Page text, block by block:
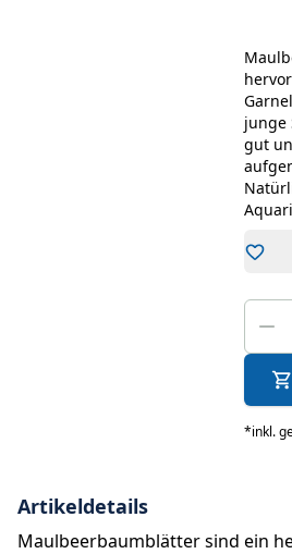
junge
gut
*inkl.
Artikeldetails
Maulbeerbaumblätter sind ein